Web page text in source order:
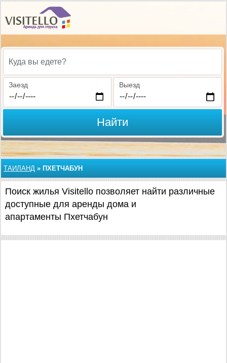
Куда вы едете?
Заезд Выезд
Найти
ТАИЛАНД » ПХЕТЧАБУН
Поиск жилья Visitello позволяет найти различные
доступные для аренды дома и
апартаменты Пхетчабун